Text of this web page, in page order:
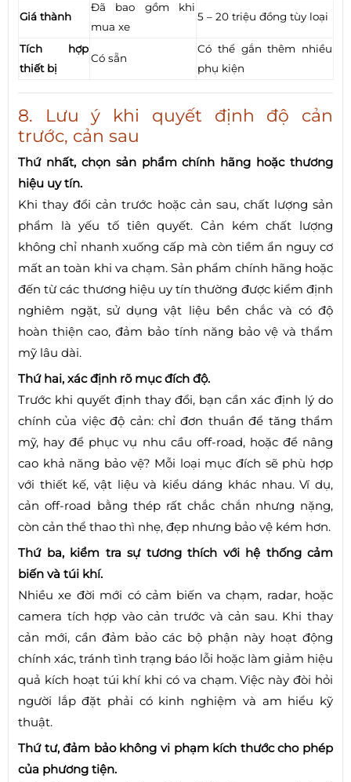
Giá thành
Đã bao gồm khi
mua xe
5 – 20 triệu đồng tùy loại
Tích hợp
thiết bị
Có sẵn
Có thể gắn thêm nhiều
phụ kiện
8. Lưu ý khi quyết định độ cản
trước, cản sau
Thứ nhất, chọn sản phẩm chính hãng hoặc thương
hiệu uy tín.
Khi thay đổi cản trước hoặc cản sau, chất lượng sản
phẩm là yếu tố tiên quyết. Cản kém chất lượng
không chỉ nhanh xuống cấp mà còn tiềm ẩn nguy cơ
mất an toàn khi va chạm. Sản phẩm chính hãng hoặc
đến từ các thương hiệu uy tín thường được kiểm định
nghiêm ngặt, sử dụng vật liệu bền chắc và có độ
hoàn thiện cao, đảm bảo tính năng bảo vệ và thẩm
mỹ lâu dài.
Thứ hai, xác định rõ mục đích độ.
Trước khi quyết định thay đổi, bạn cần xác định lý do
chính của việc độ cản: chỉ đơn thuần để tăng thẩm
mỹ, hay để phục vụ nhu cầu off-road, hoặc để nâng
cao khả năng bảo vệ? Mỗi loại mục đích sẽ phù hợp
với thiết kế, vật liệu và kiểu dáng khác nhau. Ví dụ,
cản off-road bằng thép rất chắc chắn nhưng nặng,
còn cản thể thao thì nhẹ, đẹp nhưng bảo vệ kém hơn.
Thứ ba, kiểm tra sự tương thích với hệ thống cảm
biến và túi khí.
Nhiều xe đời mới có cảm biến va chạm, radar, hoặc
camera tích hợp vào cản trước và cản sau. Khi thay
cản mới, cần đảm bảo các bộ phận này hoạt động
chính xác, tránh tình trạng báo lỗi hoặc làm giảm hiệu
quả kích hoạt túi khí khi có va chạm. Việc này đòi hỏi
người lắp đặt phải có kinh nghiệm và am hiểu kỹ
thuật.
Thứ tư, đảm bảo không vi phạm kích thước cho phép
của phương tiện.